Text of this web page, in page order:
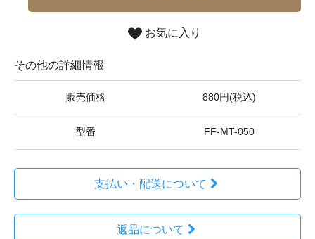
お気に入り
その他の詳細情報
販売価格 880円(税込)
型番 FF-MT-050
支払い・配送について
返品について